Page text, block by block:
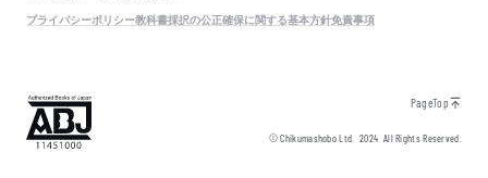
プライバシーポリシー教科書採択の公正確保に関する基本方針免責事項
PageTop
© Chikumashobo Ltd.2024 All Rights Reserved.